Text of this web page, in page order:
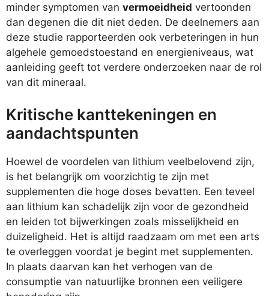
minder symptomen van vermoeidheid vertoonden
dan degenen die dit niet deden. De deelnemers aan
deze studie rapporteerden ook verbeteringen in hun
algehele gemoedstoestand en energieniveaus, wat
aanleiding geeft tot verdere onderzoeken naar de rol
van dit mineraal.
Kritische kanttekeningen en
aandachtspunten
Hoewel de voordelen van lithium veelbelovend zijn,
is het belangrijk om voorzichtig te zijn met
supplementen die hoge doses bevatten. Een teveel
aan lithium kan schadelijk zijn voor de gezondheid
en leiden tot bijwerkingen zoals misselijkheid en
duizeligheid. Het is altijd raadzaam om met een arts
te overleggen voordat je begint met supplementen.
In plaats daarvan kan het verhogen van de
consumptie van natuurlijke bronnen een veiligere